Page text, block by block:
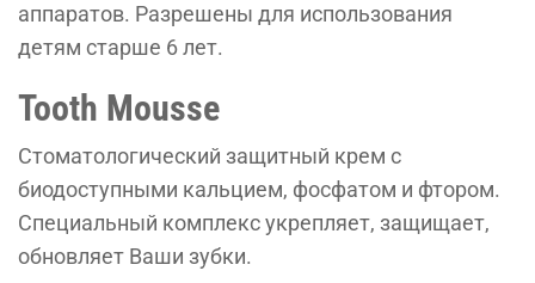
аппаратов. Разрешены для использования
детям старше 6 лет.
Tooth Mousse
Стоматологический защитный крем с
биодоступными кальцием, фосфатом и фтором.
Специальный комплекс укрепляет, защищает,
обновляет Ваши зубки.